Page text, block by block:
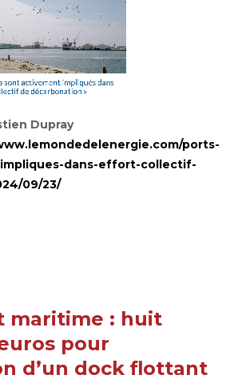
Dupray
ports-
dans-effort-collectif-
09/23/
maritime : huit
pour
d’un dock flottant